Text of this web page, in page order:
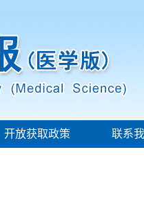
开放获取政策 联系我